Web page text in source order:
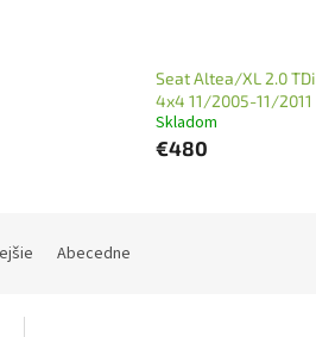
Seat Altea/XL 2.0 TDi
4x4 11/2005-11/2011
Skladom
€480
Abecedne